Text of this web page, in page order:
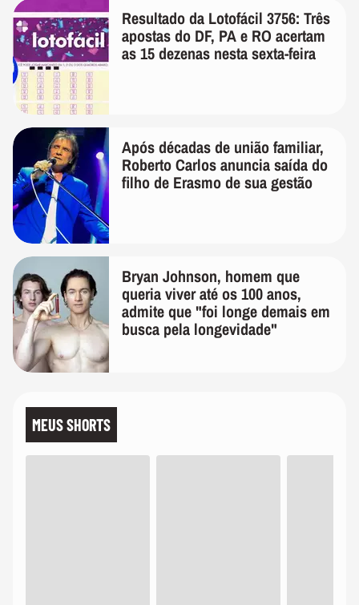
Resultado da Lotofácil 3756: Três
apostas do DF, PA e RO acertam
as 15 dezenas nesta sexta-feira
Após décadas de união familiar,
Roberto Carlos anuncia saída do
filho de Erasmo de sua gestão
Bryan Johnson, homem que
queria viver até os 100 anos,
admite que "foi longe demais em
busca pela longevidade"
MEUS SHORTS